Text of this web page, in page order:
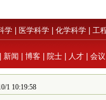
学 医学科学 化学科学 工
新闻 博客 院士 人才 会议
1 10:19:58